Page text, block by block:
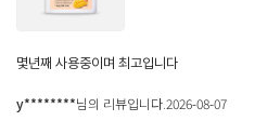
몇년째 사용중이며 최고입니다
y********님의 리뷰입니다.2026-08-07